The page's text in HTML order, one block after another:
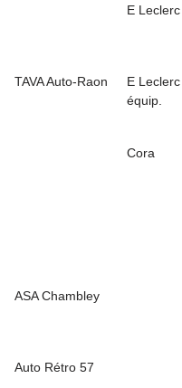
E Leclerc
TAVA Auto-Raon
E
équip.
Cora
ASA Chambley
Auto Rétro 57